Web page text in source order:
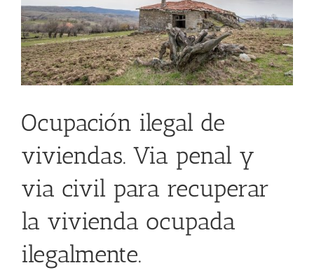
Ocupación ilegal de
viviendas. Via penal y
via civil para recuperar
la vivienda ocupada
ilegalmente.